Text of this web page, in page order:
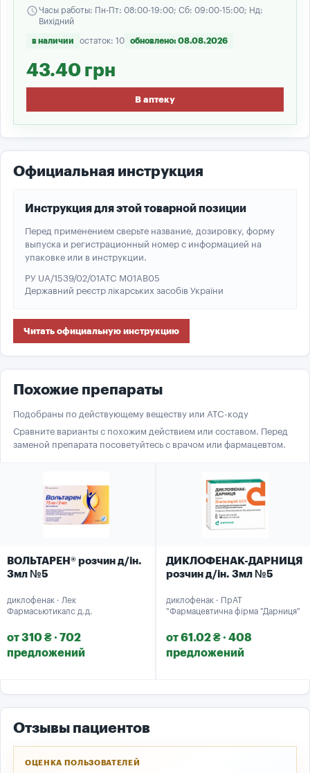
scheduleЧасы работы: Пн-Пт: 08:00-19:00; Сб: 09:00-15:00; Нд:
Вихідний
в наличии остаток: 10 обновлено: 08.08.2026
43.40 грн
В аптеку
Официальная инструкция
Инструкция для этой товарной позиции
Перед применением сверьте название, дозировку, форму
выпуска и регистрационный номер с информацией на
упаковке или в инструкции.
РУ UA/1539/02/01ATC M01AB05
Державний реєстр лікарських засобів України
Читать официальную инструкцию
Похожие препараты
Подобраны по действующему веществу или ATC-коду
Сравните варианты с похожим действием или составом. Перед
заменой препарата посоветуйтесь с врачом или фармацевтом.
ВОЛЬТАРЕН® розчин д/ін.
3мл №5
диклофенак · Лек
Фармасьютикалс д.д.
от 310 ₴ · 702
предложений
ДИКЛОФЕНАК-ДАРНИЦЯ
розчин д/ін. 3мл №5
диклофенак · ПрАТ
"Фармацевтична фірма "Дарниця"
от 61.02 ₴ · 408
предложений
Отзывы пациентов
ОЦЕНКА ПОЛЬЗОВАТЕЛЕЙ